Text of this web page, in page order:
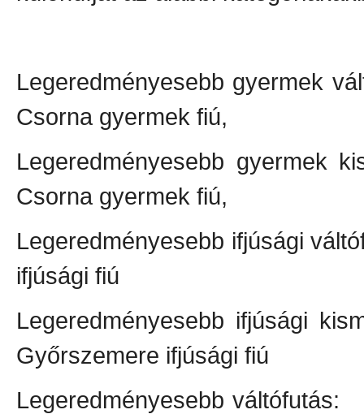
Csorna gyermek fiú,
Legeredményesebb
Csorna gyermek fiú,
ifjúsági fiú
Legeredményesebb
Győrszemere ifjúsági fiú